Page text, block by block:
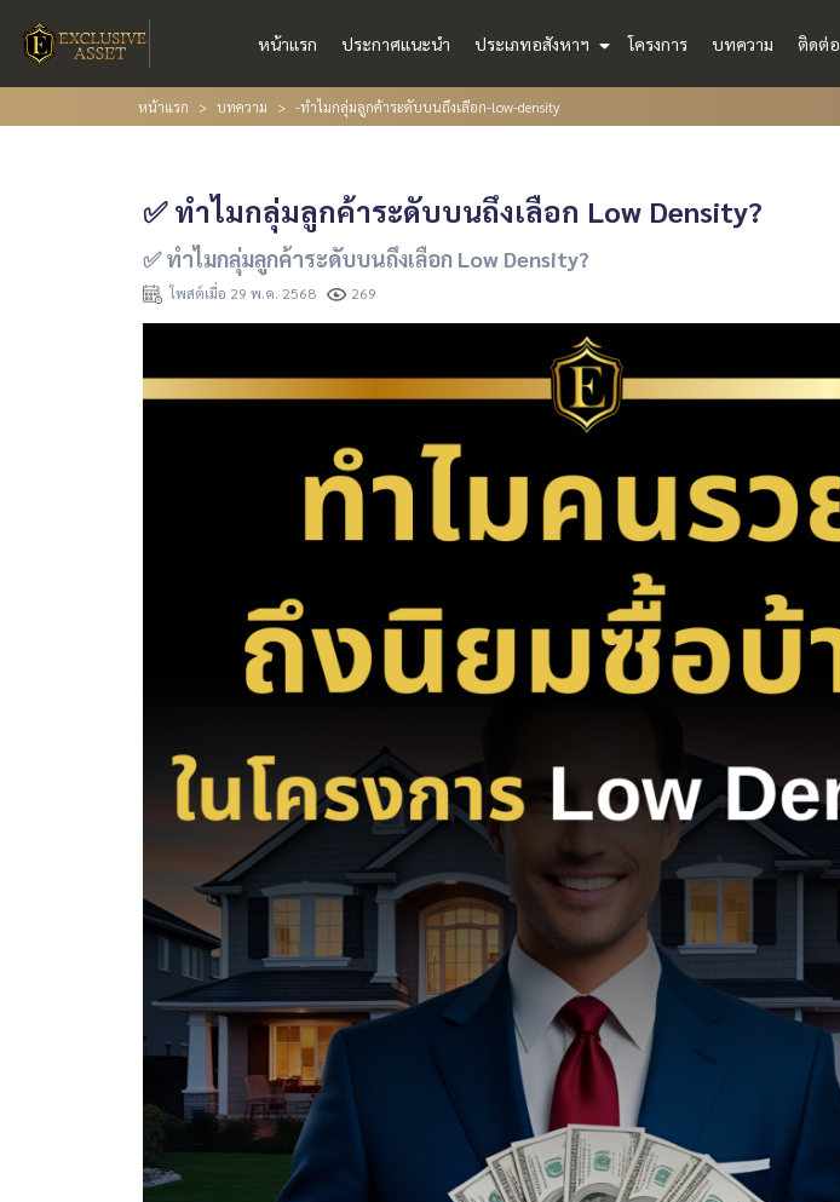
หน้าแรก ประกาศแนะนำ ประเภทอสังหาฯ โครงการ บทความ ติดต่อ
หน้าแรก บทความ -ทำไมกลุ่มลูกค้าระดับบนถึงเลือก-low-density
✅ ทำไมกลุ่มลูกค้าระดับบนถึงเลือก Low Density?
✅ ทำไมกลุ่มลูกค้าระดับบนถึงเลือก Low Density?
โพสต์เมื่อ 29 พ.ค. 2568 269